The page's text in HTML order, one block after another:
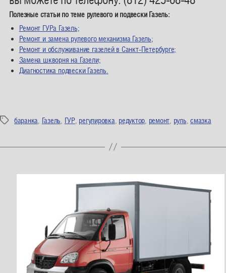
Полезные статьи по теме рулевого и подвески Газель:
Ремонт ГУРа Газель;
Ремонт и замена рулевого механизма Газель;
Ремонт и обслуживание газелей в Санкт-Петербурге;
Замена шкворня на Газели;
Диагностика подвески Газель.
Меткибаранка Газель ГУР, регулировка редуктор ремонт руль ,смазка